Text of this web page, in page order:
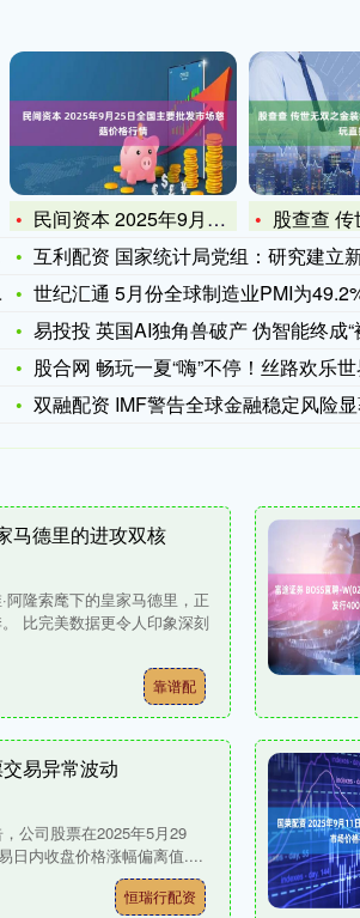
民间资本 2025年9月25日全国主要批发市场慈菇价格行情
股查查 传世无双之金装裁
互利配资 国家统计局党组：研究建立新质生产力
世纪汇通 5月份全球制造业PMI为49.2%
易投投 英国AI独角兽破产 伪智能终成“
股合网 畅玩一夏“嗨”不停！丝路欢乐世界暑期
双融配资 IMF警告全球金融稳定风险
马德里的进攻双核
阿隆索麾下的皇家马德里，正
比完美数据更令人印象深刻
靠谱配
易异常波动
公司股票在2025年5月29
日内收盘价格涨幅偏离值....
恒瑞行配资